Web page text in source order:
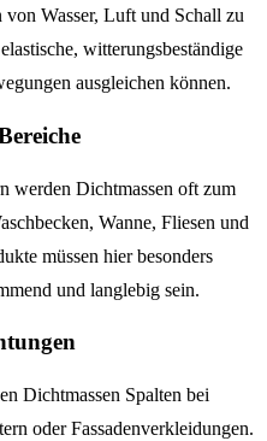
Wasser, Luft und Schall zu
witterungsbeständige
ausgleichen können.
werden Dichtmassen oft zum
Wanne, Fliesen und
müssen hier besonders
und langlebig sein.
Dichtmassen Spalten bei
oder Fassadenverkleidungen.